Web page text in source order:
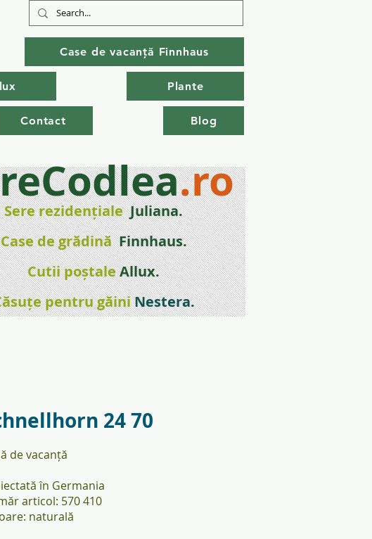
Case de vacanță Finnhaus
Plante
Contact Blog
.ro
Sere rezidențiale Juliana.
Case de grădină Finnhaus.
Cutii poștaleAllux.
pentru găiniNestera.
24 70
de vacanță
în Germania
articol: 570 410
naturală